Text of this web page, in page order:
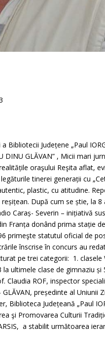
Județene „Paul
GLĂVAN” , Micii mari
oraşului Reşita aflat,
tinerei generații cu
plastic, cu atitudine.
După cum se știe, la
Caraș- Severin – inițiativă
Franța donând prima stație
primeşte statutul oficial de
înscrise în concurs au
pe trei categorii: 1. clasele
ultimele clase de gimnaziu și
Claudia ROF, inspector
președinte al Uniunii
Biblioteca Județeană „Paul
şi Promovarea Culturii
a stabilit următoarea